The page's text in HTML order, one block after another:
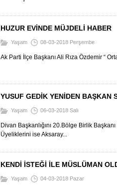
HUZUR EVİNDE MÜJDELİ HABER
Yaşam 08-03-2018 Perşembe
Ak Parti İlçe Başkanı Ali Rıza Özdemir “
YUSUF GEDİK YENİDEN BAŞKAN
Yaşam 06-03-2018 Salı
Divan Başkanlığını 20.Bölge Birlik
Üyeliklerini ise Aksaray...
KENDİ İSTEĞİ İLE MÜSLÜMAN
Yaşam 04-03-2018 Pazar